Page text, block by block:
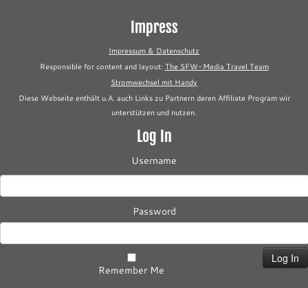
Impress
Impressum & Datenschutz
Responsible for content and layout: The SFW-Media Travel Team
Stromwechsel mit Handy
Diese Webseite enthält u.A. auch Links zu Partnern deren Affiliate Program wir
unterstützen und nutzen.
Log In
Username
Password
Remember Me